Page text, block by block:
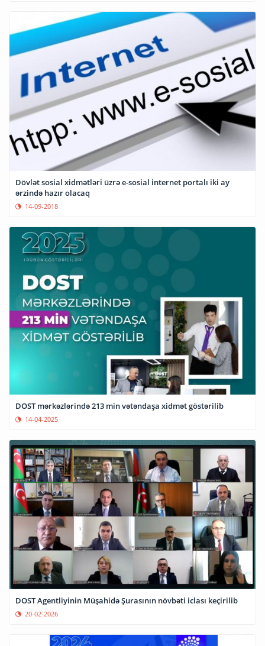
Dövlət sosial xidmətləri üzrə e-sosial internet portalı iki ay
ərzində hazır olacaq
14-09-2018
DOST mərkəzlərində 213 min vətəndaşa xidmət göstərilib
14-04-2025
DOST Agentliyinin Müşahidə Şurasının növbəti iclası keçirilib
20-02-2026